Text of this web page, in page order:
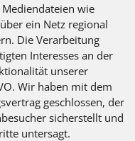
wie
ein Netz regional
Die Verarbeitung
Interesses an der
unserer
Wir haben mit dem
geschlossen, der
sicherstellt und
untersagt.